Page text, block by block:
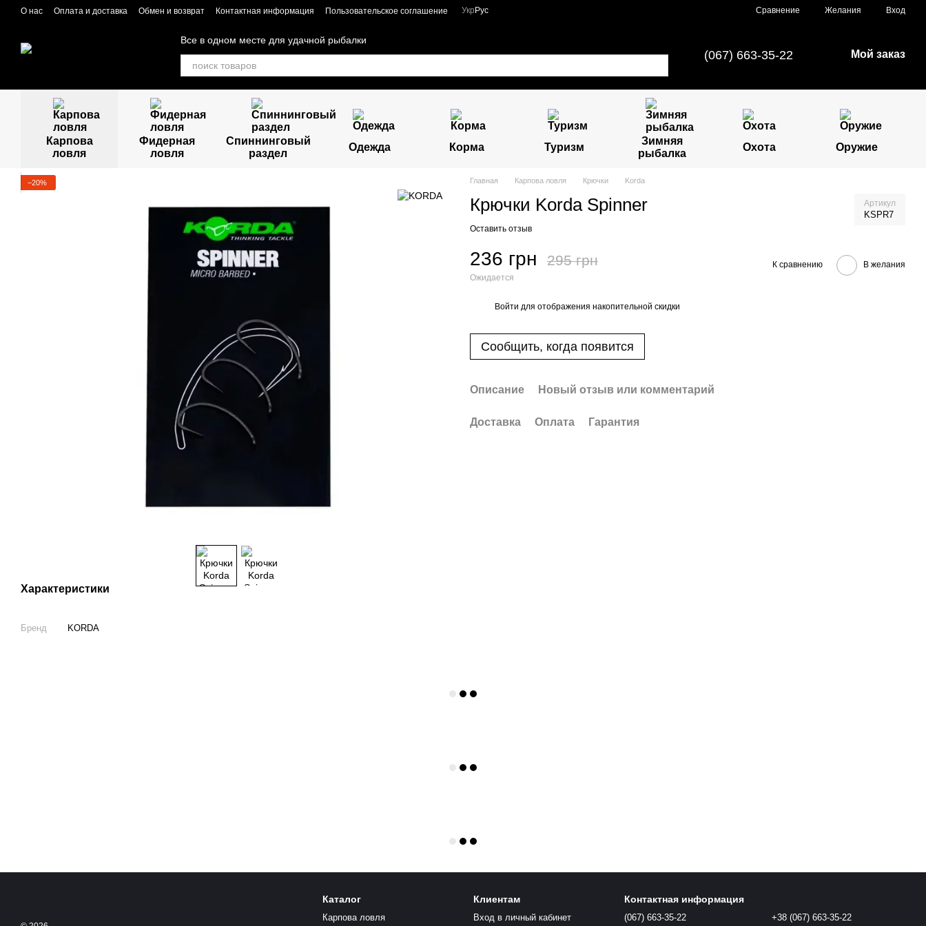
Перейти к основному контенту
О нас Оплата и доставка Обмен и возврат Контактная информация Пользовательское соглашение Укр Рус Сравнение Желания Вход
Все в одном месте для удачной рыбалки
(067) 663-35-22 Мой заказ
Карпова
ловля
Фидерная
ловля
Спиннинговый
раздел
Одежда Корма Туризм
Зимняя
рыбалка
Охота Оружие
−20%
Характеристики
Бренд KORDA
Главная Карпова ловля Крючки Korda
Крючки Korda Spinner Артикул
KSPR7
Оставить отзыв
236 грн 295 грн
Ожидается
К сравнению В желания
Войти для отображения накопительной скидки
Сообщить, когда появится
Описание Новый отзыв или комментарий
Доставка Оплата Гарантия
Каталог
Карпова ловля
Клиентам
Вход в личный кабинет
Контактная информация
(067) 663-35-22 +38 (067) 663-35-22